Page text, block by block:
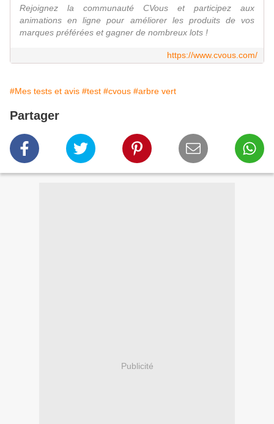
Rejoignez la communauté CVous et participez aux
animations en ligne pour améliorer les produits de vos
marques préférées et gagner de nombreux lots !
https://www.cvous.com/
#Mes tests et avis #test #cvous #arbre vert
Partager
Publicité